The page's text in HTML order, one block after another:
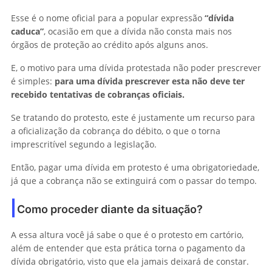
Esse é o nome oficial para a popular expressão “dívida
caduca”, ocasião em que a dívida não consta mais nos
órgãos de proteção ao crédito após alguns anos.
E, o motivo para uma dívida protestada não poder prescrever
é simples: para uma dívida prescrever esta não deve ter
recebido tentativas de cobranças oficiais.
Se tratando do protesto, este é justamente um recurso para
a oficialização da cobrança do débito, o que o torna
imprescritível segundo a legislação.
Então, pagar uma dívida em protesto é uma obrigatoriedade,
já que a cobrança não se extinguirá com o passar do tempo.
Como proceder diante da situação?
A essa altura você já sabe o que é o protesto em cartório,
além de entender que esta prática torna o pagamento da
dívida obrigatório, visto que ela jamais deixará de constar.